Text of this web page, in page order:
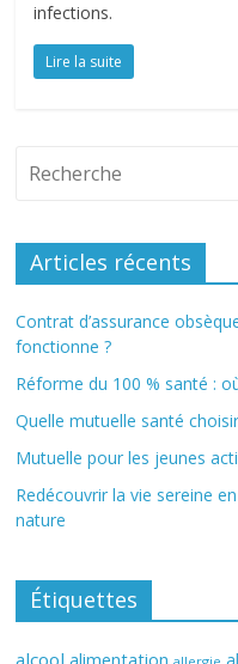
infections.
Lire la suite
Articles récents
Contrat d’assurance
fonctionne ?
Réforme du 100 % santé :
Quelle mutuelle santé
Mutuelle pour les jeunes
Redécouvrir la vie sereine
nature
Étiquettes
alcool